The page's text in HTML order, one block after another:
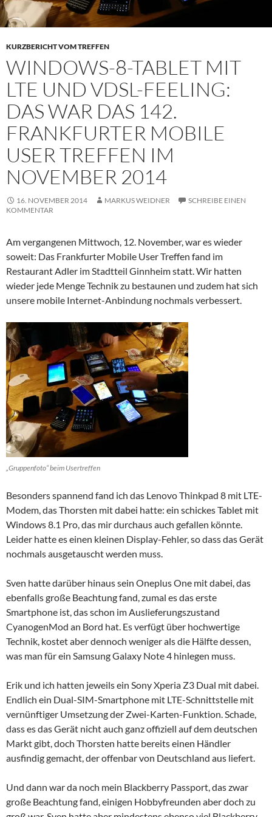
KURZBERICHT VOM TREFFEN
WINDOWS-8-TABLET MIT
LTE UND VDSL-FEELING:
DAS WAR DAS 142.
FRANKFURTER MOBILE
USER TREFFEN IM
NOVEMBER 2014
16. NOVEMBER 2014 MARKUS WEIDNER
SCHREIBE EINEN
KOMMENTAR
Am vergangenen Mittwoch, 12. November, war es wieder
soweit: Das Frankfurter Mobile User Treffen fand im
Restaurant Adler im Stadtteil Ginnheim statt. Wir hatten
wieder jede Menge Technik zu bestaunen und zudem hat sich
unsere mobile Internet-Anbindung nochmals verbessert.
„Gruppenfoto“ beim Usertreffen
Besonders spannend fand ich das Lenovo Thinkpad 8 mit LTE-
Modem, das Thorsten mit dabei hatte: ein schickes Tablet mit
Windows 8.1 Pro, das mir durchaus auch gefallen könnte.
Leider hatte es einen kleinen Display-Fehler, so dass das Gerät
nochmals ausgetauscht werden muss.
Sven hatte darüber hinaus sein Oneplus One mit dabei, das
ebenfalls große Beachtung fand, zumal es das erste
Smartphone ist, das schon im Auslieferungszustand
CyanogenMod an Bord hat. Es verfügt über hochwertige
Technik, kostet aber dennoch weniger als die Hälfte dessen,
was man für ein Samsung Galaxy Note 4 hinlegen muss.
Erik und ich hatten jeweils ein Sony Xperia Z3 Dual mit dabei.
Endlich ein Dual-SIM-Smartphone mit LTE-Schnittstelle mit
vernünftiger Umsetzung der Zwei-Karten-Funktion. Schade,
dass es das Gerät nicht auch ganz offiziell auf dem deutschen
Markt gibt, doch Thorsten hatte bereits einen Händler
ausfindig gemacht, der offenbar von Deutschland aus liefert.
Und dann war da noch mein Blackberry Passport, das zwar
große Beachtung fand, einigen Hobbyfreunden aber doch zu